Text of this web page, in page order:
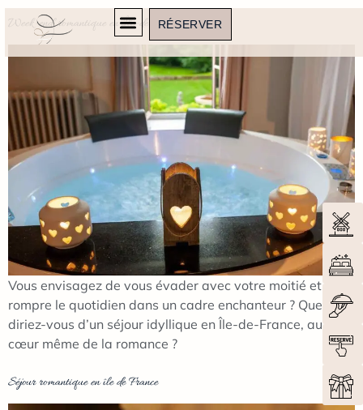
RÉSERVER
Week-end romantique en Île-de-France
Vous envisagez de vous évader avec votre moitié et de
rompre le quotidien dans un cadre enchanteur ? Que
diriez-vous d’un séjour idyllique en Île-de-France, au
cœur même de la romance ?
Séjour romantique en île de France